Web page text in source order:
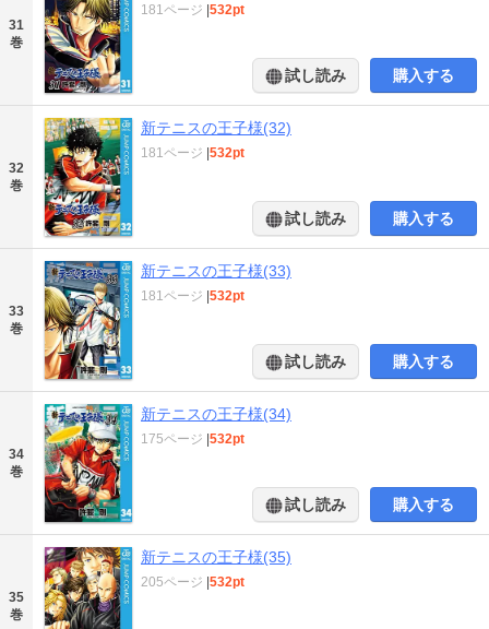
31
巻
181ページ 532pt
試し読み 購入する
32
巻
新テニスの王子様(32)
181ページ 532pt
試し読み 購入する
33
巻
新テニスの王子様(33)
181ページ 532pt
試し読み 購入する
34
巻
新テニスの王子様(34)
175ページ 532pt
試し読み 購入する
35
巻
新テニスの王子様(35)
205ページ 532pt